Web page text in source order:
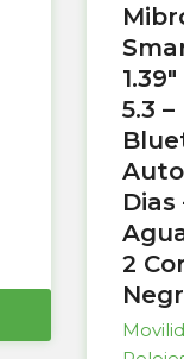
5.3
2